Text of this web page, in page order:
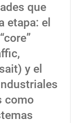
que
etapa: el
y el
como